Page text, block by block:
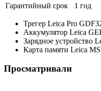
Гарантийный срок
1 год
Трегер Leica Pro
Аккумулятор Leica
Зарядное устройство
Карта памяти Leica
Просматривали